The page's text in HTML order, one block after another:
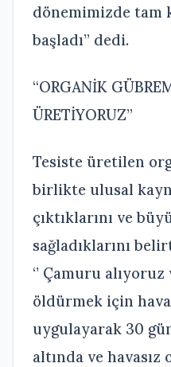
dönemimizde tam
başladı” dedi.
“ORGANİK
ÜRETİYORUZ”
Tesiste üretilen
birlikte ulusal
çıktıklarını ve
sağladıklarını
‘’ Çamuru
öldürmek için
uygulayarak 30
altında ve